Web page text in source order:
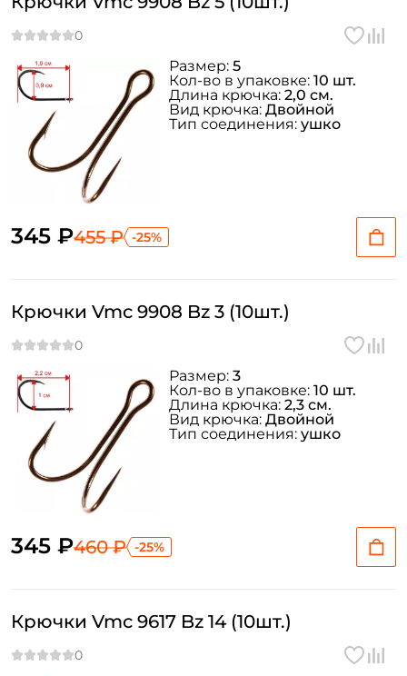
345 ₽455 ₽ -25%
Размер: 5
Кол-во в упаковке: 10 шт.
Длина крючка: 2,0 см.
Вид крючка: Двойной
Тип соединения: ушко
Крючки Vmc 9908 Bz 3 (10шт.)
345 ₽460 ₽ -25%
Размер: 3
Кол-во в упаковке: 10 шт.
Длина крючка: 2,3 см.
Вид крючка: Двойной
Тип соединения: ушко
Крючки Vmc 9617 Bz 14 (10шт.)